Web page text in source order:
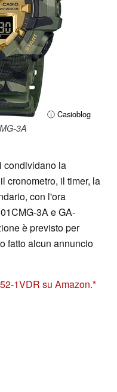
ⓘ Casioblog
3A
condividano la
cronometro, il timer, la
con l'ora
3A e GA-
è previsto per
fatto alcun annuncio
1VDR su Amazon.